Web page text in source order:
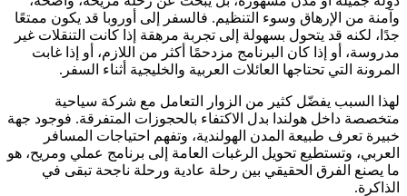
وآمنة من الإرهاق وسوء التنظيم. فالسفر إلى أوروبا قد يكون ممتعًا
جدًا، لكنه قد يتحول بسهولة إلى تجربة مرهقة إذا كانت التنقلات غير
مدروسة، أو إذا كان البرنامج مزدحمًا أكثر من اللازم، أو إذا غابت
المرونة التي تحتاجها العائلات العربية والخليجية أثناء السفر.
لهذا السبب يفضّل كثير من الزوار التعامل مع شركة سياحية
متخصصة داخل هولندا بدل الاكتفاء بالحجوزات المتفرقة. فوجود جهة
خبيرة تعرف طبيعة المدن الهولندية، وتفهم احتياجات المسافر
العربي، وتستطيع تحويل الرغبات العامة إلى برنامج عملي ومريح، هو
ما يصنع الفرق الحقيقي بين رحلة عادية ورحلة ناجحة تبقى في
الذاكرة.